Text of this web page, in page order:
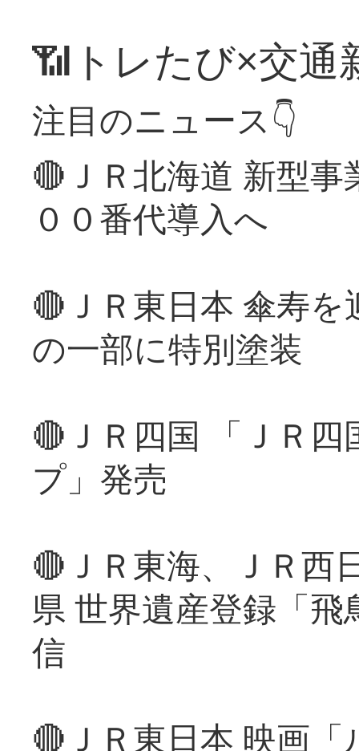
📶トレたび×交通
注目のニュース👇
🔴ＪＲ北海道 新型
００番代導入へ
🔴ＪＲ東日本 傘寿
の一部に特別塗装
🔴ＪＲ四国 「ＪＲ
プ」発売
🔴ＪＲ東海、ＪＲ西
県 世界遺産登録「
信
🔴ＪＲ東日本 映画